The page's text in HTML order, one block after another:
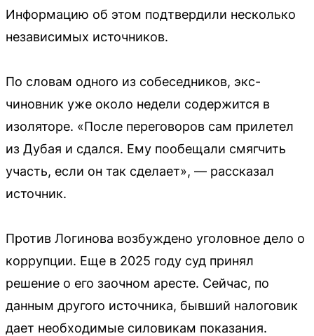
Информацию об этом подтвердили несколько
независимых источников.
По словам одного из собеседников, экс-
чиновник уже около недели содержится в
изоляторе. «После переговоров сам прилетел
из Дубая и сдался. Ему пообещали смягчить
участь, если он так сделает», — рассказал
источник.
Против Логинова возбуждено уголовное дело о
коррупции. Еще в 2025 году суд принял
решение о его заочном аресте. Сейчас, по
данным другого источника, бывший налоговик
дает необходимые силовикам показания.